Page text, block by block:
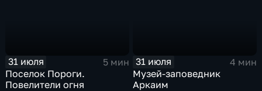
31 июля
5 мин
Поселок Пороги.
Повелители огня
31 июля
4 мин
Музей-заповедник
Аркаим